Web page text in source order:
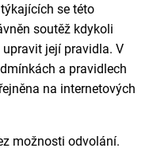
se této
soutěž kdykoli
její pravidla. V
a pravidlech
na internetových
možnosti odvolání.